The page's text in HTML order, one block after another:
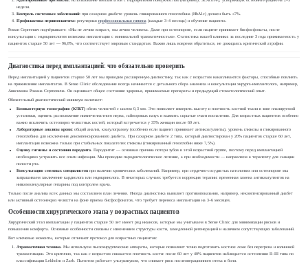
недели.
Контроль системных заболеваний:при сахарном диабете уровень гликированного гемоглобина (HbA1c) должен быть ≤7%.
Профилактика периимплантита:регулярная профессиональная гигиена(каждые 3–4 месяца) и обучение пациента.
Роман Сергеевич подчёркивает: «Мы не лечим возраст, мы лечим человека. Даже при остеопорозе, если пациент принимает бисфосфонаты, после
консультации с эндокринологом возможна имплантация с минимальной травматичностью». Статистика нашей клиники: за последние 3 года приживаемость у
пациентов старше 50 лет — 96,8%, что соответствует мировым стандартам. Важно лишь вовремя обратиться, не дожидаясь критической атрофии.
Диагностика перед имплантацией: что обязательно проверить
Перед имплантацией у пациентов старше 50 лет мы проводим расширенную диагностику, так как с возрастом накапливаются факторы, способные повлиять
на приживление имплантатов. В Sense Clinic обследование всегда начинается с детального сбора анамнеза и консультации хирурга-имплантолога, например,
Анисимова Романа Сергеевича. Он оценивает общее состояние здоровья, принимаемые препараты и предыдущий стоматологический опыт.
Обязательный диагностический минимум включает:
Компьютерную томографию (КЛКТ)обеих челюстей с шагом 0,3 мм. Это позволяет измерить высоту и плотность костной ткани в зоне планируемой
установки, оценить расположение нижнечелюстного нерва, гайморовых пазух и выявить скрытые очаги воспаления. Для возрастных пациентов особенно
важно исключить остеопороз челюстных костей, который встречается у 35% женщин после 60 лет.
Лабораторные анализы крови:общий анализ, коагулограмму (особенно если пациент принимает антикоагулянты), уровень глюкозы и гликированного
гемоглобина для исключения декомпенсированного диабета. При сахарном диабете 2 типа, который диагностирован у 20% пациентов старше 60 лет,
имплантация возможна только при стабильных показателях глюкозы (гликированный гемоглобин ниже 7,5%).
Оценку гигиены и состояния пародонта.
Пародонтит — основная причина потери зубов в этой возрастной группе, поэтому перед имплантацией
необходимо устранить все очаги инфекции. Мы проводим пародонтологическое лечение, а при необходимости — направляем к терапевту для санации
полости рта.
Консультацию смежных специалистовпри наличии хронических заболеваний. Например, при сердечно-сосудистых патологиях или остеопорозе мы
запрашиваем заключение кардиолога или эндокринолога. В некоторых случаях требуется коррекция терапии: временная замена антикоагулянтов на
низкомолекулярные гепарины под контролем врача.
Только после анализа всех данных мы составляем план лечения. Иногда диагностика выявляет противопоказания, например, некомпенсированный диабет
или активный остеонекроз челюсти на фоне приема бисфосфонатов, что требует переноса имплантации на 3–6 месяцев.
Особенности хирургического этапа у возрастных пациентов
Хирургический этап имплантации у пациентов старше 50 лет имеет ряд нюансов, которые мы учитываем в Sense Clinic для минимизации рисков и
повышения комфорта. Основные особенности связаны с изменением структуры кости, замедленной регенерацией и наличием сопутствующих заболеваний.
Вот ключевые моменты, которые отличают протокол для возрастных пациентов:
Атравматичная техника.Мы используем пьезохирургические аппараты, которые позволяют точно подготовить костное ложе без перегрева и излишней
травматизации. Это критично, так как с возрастом снижается плотность кости: после 60 лет у 40% пациентов наблюдается остеопения II–III типа по
классификации Lekholm и Zarb. Пьезотом работает ультразвуком, что снижает риск послеоперационного отека и боли.